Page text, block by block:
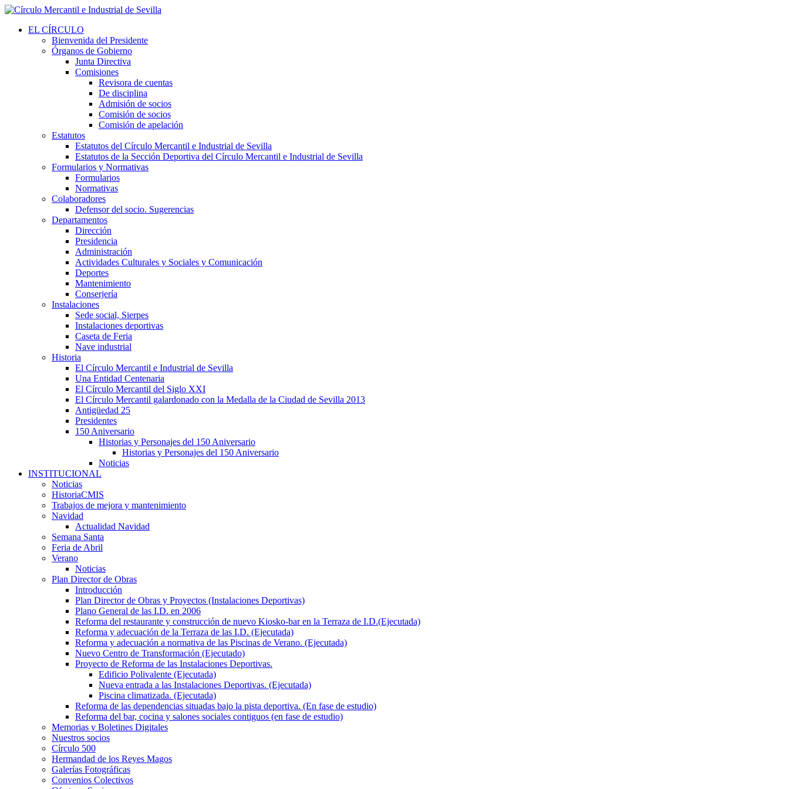
EL CÍRCULO
Bienvenida del Presidente
Órganos de Gobierno
Junta Directiva
Comisiones
Revisora de cuentas
De disciplina
Admisión de socios
Comisión de socios
Comisión de apelación
Estatutos
Estatutos del Círculo Mercantil e Industrial de Sevilla
Estatutos de la Sección Deportiva del Círculo Mercantil e Industrial de Sevilla
Formularios y Normativas
Formularios
Normativas
Colaboradores
Defensor del socio. Sugerencias
Departamentos
Dirección
Presidencia
Administración
Actividades Culturales y Sociales y Comunicación
Deportes
Mantenimiento
Conserjería
Instalaciones
Sede social, Sierpes
Instalaciones deportivas
Caseta de Feria
Nave industrial
Historia
El Círculo Mercantil e Industrial de Sevilla
Una Entidad Centenaria
El Círculo Mercantil del Siglo XXI
El Círculo Mercantil galardonado con la Medalla de la Ciudad de Sevilla 2013
Antigüedad 25
Presidentes
150 Aniversario
Historias y Personajes del 150 Aniversario
Historias y Personajes del 150 Aniversario
Noticias
INSTITUCIONAL
Noticias
HistoriaCMIS
Trabajos de mejora y mantenimiento
Navidad
Actualidad Navidad
Semana Santa
Feria de Abril
Verano
Noticias
Plan Director de Obras
Introducción
Plan Director de Obras y Proyectos (Instalaciones Deportivas)
Plano General de las I.D. en 2006
Reforma del restaurante y construcción de nuevo Kiosko-bar en la Terraza de I.D.(Ejecutada)
Reforma y adecuación de la Terraza de las I.D. (Ejecutada)
Reforma y adecuación a normativa de las Piscinas de Verano. (Ejecutada)
Nuevo Centro de Transformación (Ejecutado)
Proyecto de Reforma de las Instalaciones Deportivas.
Edificio Polivalente (Ejecutada)
Nueva entrada a las Instalaciones Deportivas. (Ejecutada)
Piscina climatizada. (Ejecutada)
Reforma de las dependencias situadas bajo la pista deportiva. (En fase de estudio)
Reforma del bar, cocina y salones sociales contiguos (en fase de estudio)
Memorias y Boletines Digitales
Nuestros socios
Círculo 500
Hermandad de los Reyes Magos
Galerías Fotográficas
Convenios Colectivos